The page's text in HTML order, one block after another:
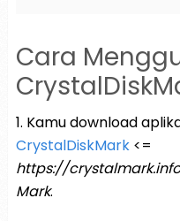
Cara
1. Kamu download
CrystalDiskMark<=
https://
Mark.